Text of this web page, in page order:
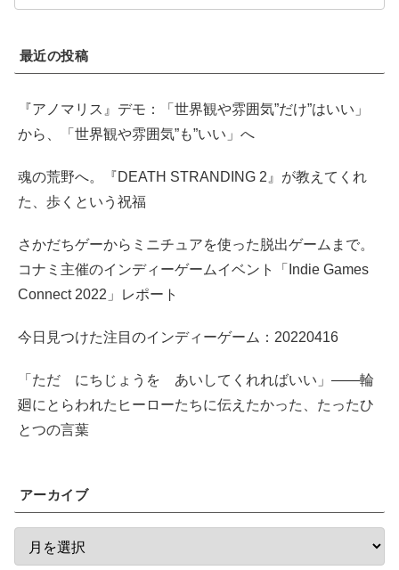
最近の投稿
『アノマリス』デモ：「世界観や雰囲気”だけ”はいい」
から、「世界観や雰囲気”も”いい」へ
魂の荒野へ。『DEATH STRANDING 2』が教えてくれ
た、歩くという祝福
さかだちゲーからミニチュアを使った脱出ゲームまで。
コナミ主催のインディーゲームイベント「Indie Games
Connect 2022」レポート
今日見つけた注目のインディーゲーム：20220416
「ただ にちじょうを あいしてくれればいい」――輪
廻にとらわれたヒーローたちに伝えたかった、たったひ
とつの言葉
アーカイブ